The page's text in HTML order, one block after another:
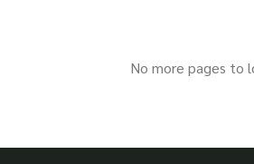
No more pages to